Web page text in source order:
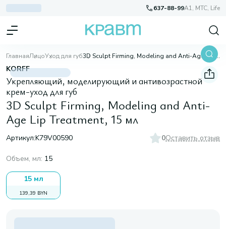
637-88-99A1, МТС, Life
ГлавнаяЛицоУход для губ 3D Sculpt Firming, Modeling and Anti-Age Lip Treatment, 15 мл
KORFF
Укрепляющий, моделирующий и антивозрастной
крем-уход для губ
3D Sculpt Firming, Modeling and Anti-
Age Lip Treatment, 15 мл
Артикул:K79V00590 0Оставить отзыв
Объем, мл: 15
15 мл
139,39 BYN